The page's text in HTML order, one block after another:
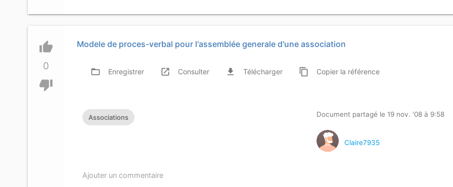
thumb_up
0
thumb_down
Modele de proces-verbal pour l'assemblée generale d'une association
folder_open Enregistrer launch Consulter file_download Télécharger content_copy Copierla référence
Associations Document partagé le 19 nov. '08 à 9:58
Claire7935
Ajouter un commentaire